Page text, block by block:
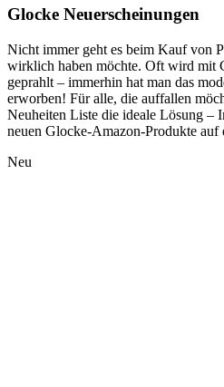
Glocke Neuerscheinungen
Nicht immer geht es beim Kauf von
wirklich haben möchte. Oft wird mit
geprahlt – immerhin hat man das
erworben! Für alle, die auffallen
Neuheiten Liste die ideale Lösung –
neuen Glocke-Amazon-Produkte
Neu